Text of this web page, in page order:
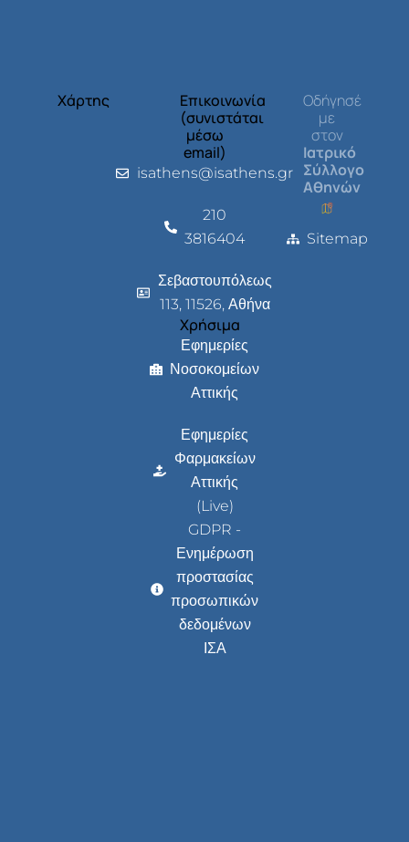
Χάρτης
Επικοινωνία
(συνιστάται
μέσω
email)
isathens@isathens.gr
210
3816404
Σεβαστουπόλεως
113, 11526, Αθήνα
Χρήσιμα
Εφημερίες
Νοσοκομείων
Αττικής
Εφημερίες
Φαρμακείων
Αττικής
(Live)
GDPR -
Ενημέρωση
προστασίας
προσωπικών
δεδομένων
ΙΣΑ
Οδήγησέ
με
στον
Ιατρικό
Σύλλογο
Αθηνών
Sitemap